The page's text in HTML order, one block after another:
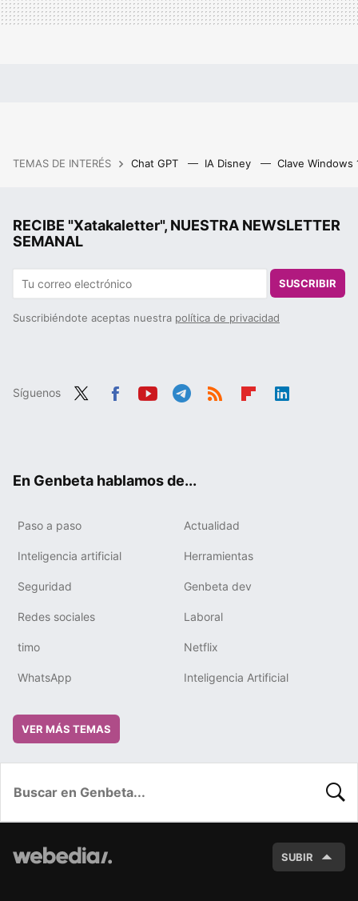
TEMAS DE INTERÉS Chat GPT IA Disney Clave Windows
RECIBE "Xatakaletter", NUESTRA NEWSLETTER
SEMANAL
SUSCRIBIR
Suscribiéndote aceptas nuestra política de privacidad
Síguenos
En Genbeta hablamos de...
Paso a paso Actualidad
Inteligencia artificial Herramientas
Seguridad Genbeta dev
Redes sociales Laboral
timo Netflix
WhatsApp Inteligencia Artificial
VER MÁS TEMAS
SUBIR